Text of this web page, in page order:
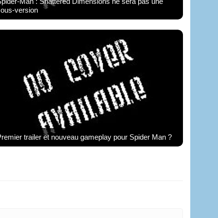
version
trailer et nouveau gameplay pour Spider Man ?